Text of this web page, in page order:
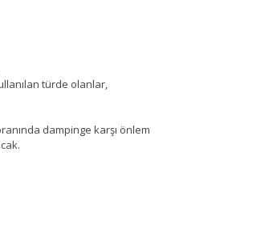
türde olanlar,
dampinge karşı önlem